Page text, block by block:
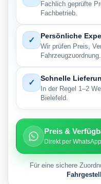
Fachlich geprüfte
Fachbetrieb.
✓ Persönliche
Wir prüfen Preis,
Fahrzeugzuordnung.
✓ Schnelle
In der Regel 1–2
Bielefeld.
Preis &
Direkt per WhatsApp
Für eine sichere